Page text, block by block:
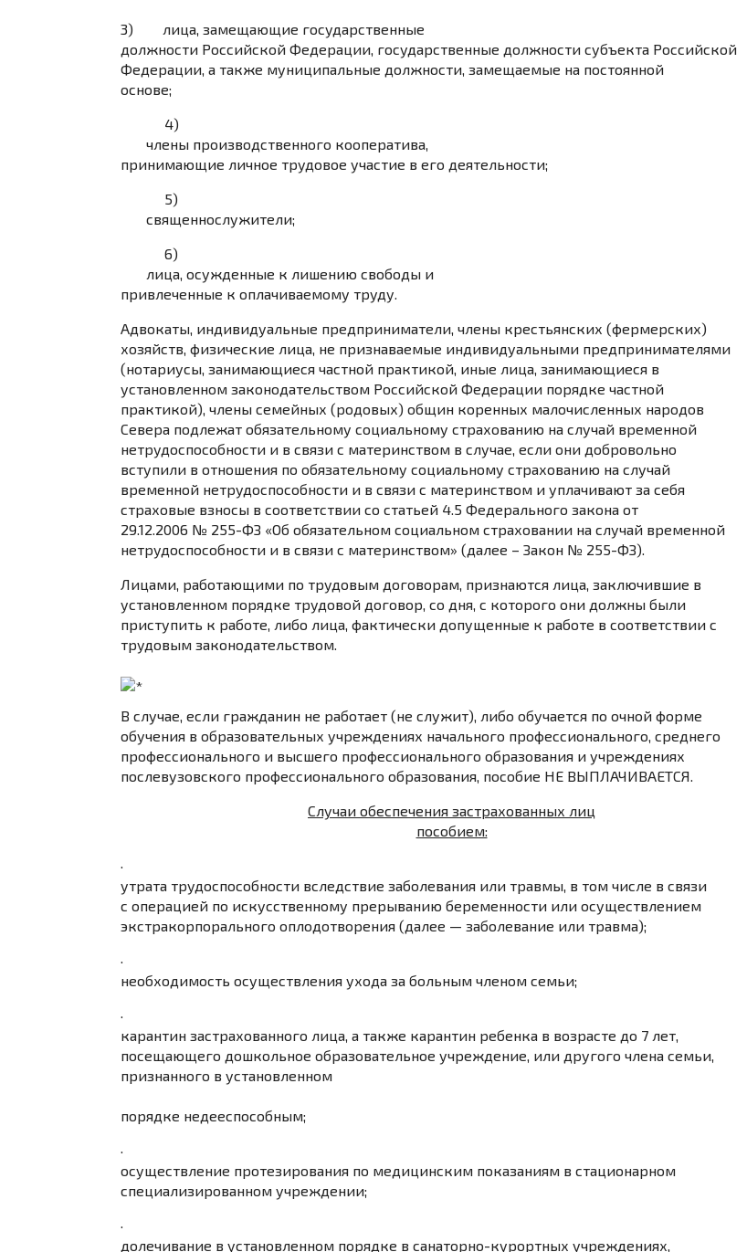
3) лица, замещающие государственные
должности Российской Федерации, государственные должности субъекта Российской
Федерации, а также муниципальные должности, замещаемые на постоянной
основе;
4)
члены производственного кооператива,
принимающие личное трудовое участие в его деятельности;
5)
священнослужители;
6)
лица, осужденные к лишению свободы и
привлеченные к оплачиваемому труду.
Адвокаты, индивидуальные предприниматели, члены крестьянских (фермерских)
хозяйств, физические лица, не признаваемые индивидуальными предпринимателями
(нотариусы, занимающиеся частной практикой, иные лица, занимающиеся в
установленном законодательством Российской Федерации порядке частной
практикой), члены семейных (родовых) общин коренных малочисленных народов
Севера подлежат обязательному социальному страхованию на случай временной
нетрудоспособности и в связи с материнством в случае, если они добровольно
вступили в отношения по обязательному социальному страхованию на случай
временной нетрудоспособности и в связи с материнством и уплачивают за себя
страховые взносы в соответствии со статьей 4.5 Федерального закона от
29.12.2006 № 255-ФЗ «Об обязательном социальном страховании на случай временной
нетрудоспособности и в связи с материнством» (далее – Закон № 255-ФЗ).
Лицами, работающими по трудовым договорам, признаются лица, заключившие в
установленном порядке трудовой договор, со дня, с которого они должны были
приступить к работе, либо лица, фактически допущенные к работе в соответствии с
трудовым законодательством.
В случае, если гражданин не работает (не служит), либо обучается по очной форме
обучения в образовательных учреждениях начального профессионального, среднего
профессионального и высшего профессионального образования и учреждениях
послевузовского профессионального образования, пособие НЕ ВЫПЛАЧИВАЕТСЯ.
Случаи обеспечения застрахованных лиц
пособием:
·
утрата трудоспособности вследствие заболевания или травмы, в том числе в связи
с операцией по искусственному прерыванию беременности или осуществлением
экстракорпорального оплодотворения (далее — заболевание или травма);
·
необходимость осуществления ухода за больным членом семьи;
·
карантин застрахованного лица, а также карантин ребенка в возрасте до 7 лет,
посещающего дошкольное образовательное учреждение, или другого члена семьи,
признанного в установленном
порядке недееспособным;
·
осуществление протезирования по медицинским показаниям в стационарном
специализированном учреждении;
·
долечивание в установленном порядке в санаторно-курортных учреждениях,